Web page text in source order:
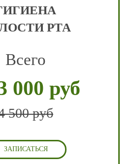
РТА
Всего
000 руб
500 руб
ЗАПИСАТЬСЯ